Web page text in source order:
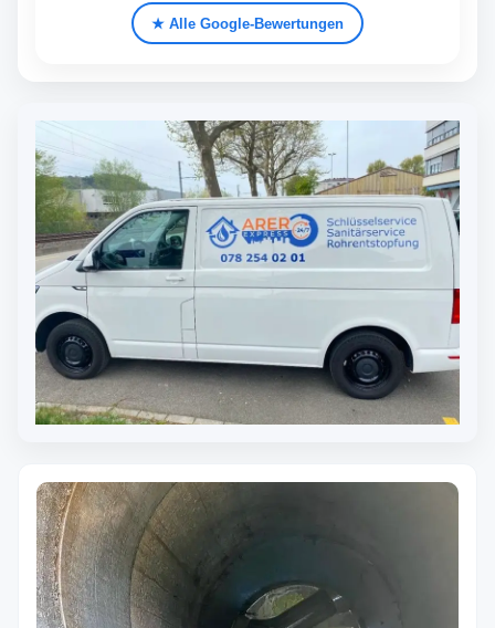
★ Alle Google‑Bewertungen